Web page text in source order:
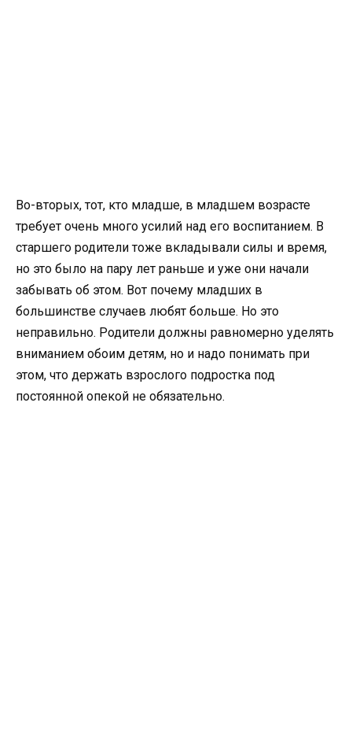
Во-вторых, тот, кто младше, в младшем возрасте
требует очень много усилий над его воспитанием. В
старшего родители тоже вкладывали силы и время,
но это было на пару лет раньше и уже они начали
забывать об этом. Вот почему младших в
большинстве случаев любят больше. Но это
неправильно. Родители должны равномерно уделять
вниманием обоим детям, но и надо понимать при
этом, что держать взрослого подростка под
постоянной опекой не обязательно.